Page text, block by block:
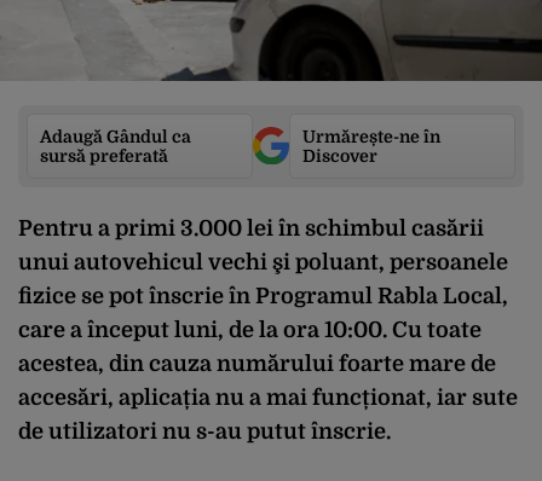
Adaugă Gândul ca
sursă preferată
Urmărește-ne în
Discover
Pentru a primi 3.000 lei în schimbul casării
unui autovehicul vechi şi poluant, persoanele
fizice se pot înscrie în Programul Rabla Local,
care a început luni, de la ora 10:00. Cu toate
acestea, din cauza numărului foarte mare de
accesări, aplicația nu a mai funcționat, iar sute
de utilizatori nu s-au putut înscrie.